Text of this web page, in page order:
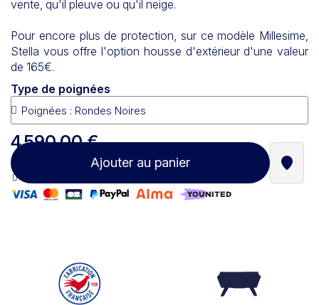
vente, qu'il pleuve ou qu'il neige.
Pour encore plus de protection, sur ce modèle Millesime,
Stella vous offre l'option housse d'extérieur d'une valeur
de 165€.
Type de poignées
4 590,00 €
Ajouter au panier